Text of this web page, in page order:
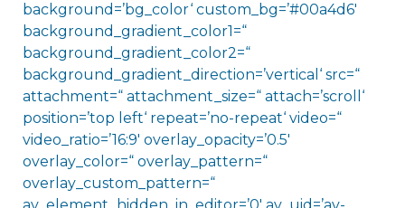
background=’bg_color‘ custom_bg=’#00a4d6′
background_gradient_color1=“
background_gradient_color2=“
background_gradient_direction=’vertical‘ src=“
attachment=“ attachment_size=“ attach=’scroll‘
position=’top left‘ repeat=’no-repeat‘ video=“
video_ratio=’16:9′ overlay_opacity=’0.5′
overlay_color=“ overlay_pattern=“
overlay_custom_pattern=“